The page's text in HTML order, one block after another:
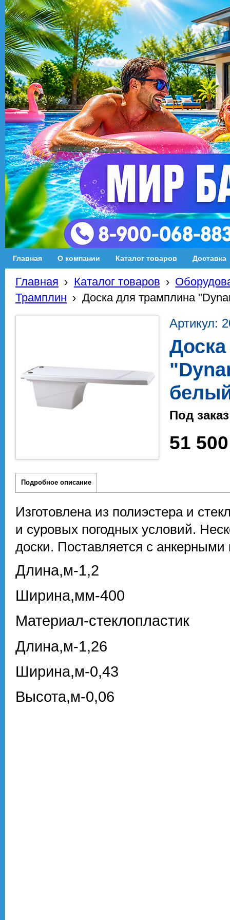
Главная О компании Каталог товаров Доставка
Главная › Каталог товаров ›
Трамплин › Доска для трамплина
Артикул:
Под заказ
51 500
Подробное описание
Изготовлена из полиэстера и
и суровых погодных условий.
доски. Поставляется с
Длина,м-1,2
Ширина,мм-400
Материал-стеклопластик
Длина,м-1,26
Ширина,м-0,43
Высота,м-0,06